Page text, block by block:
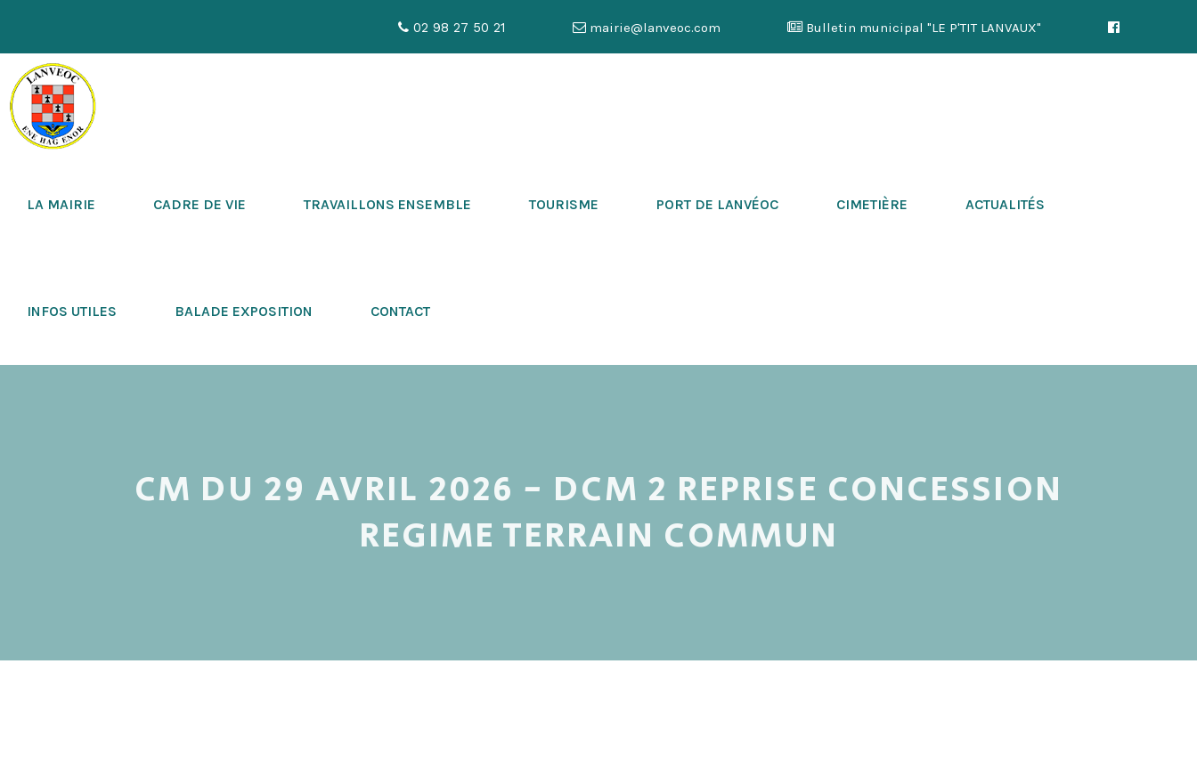
02 98 27 50 21 mairie@lanveoc.com Bulletin municipal "LE P'TIT LANVAUX"
LA MAIRIE CADRE DE VIE TRAVAILLONS ENSEMBLE TOURISME PORT DE LANVÉOC CIMETIÈRE ACTUALITÉS
INFOS UTILES BALADE EXPOSITION CONTACT
CM DU 29 AVRIL 2026 - DCM 2 REPRISE CONCESSION
REGIME TERRAIN COMMUN